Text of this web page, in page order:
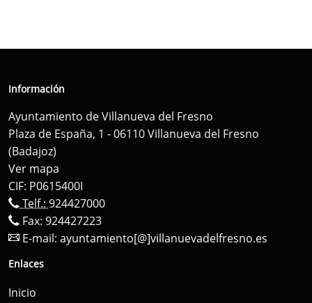
Información
Ayuntamiento de Villanueva del Fresno
Plaza de España, 1 - 06110 Villanueva del Fresno
(Badajoz)
Ver mapa
CIF: P0615400I
Telf.: 924427000
Fax: 924427223
E-mail: ayuntamiento[@]villanuevadelfresno.es
Enlaces
Inicio